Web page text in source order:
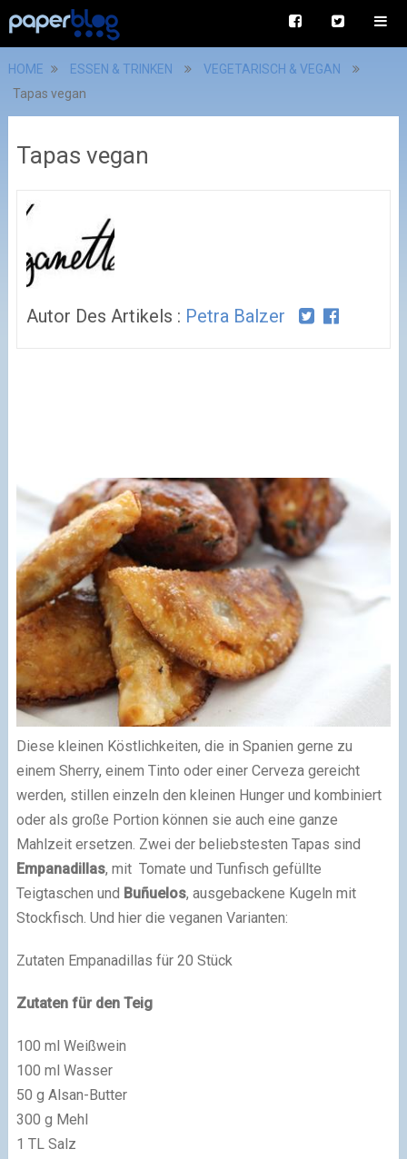
HOME ESSEN & TRINKEN
VEGETARISCH & VEGAN
Tapas vegan
Tapas vegan
Autor Des Artikels : Petra Balzer
Diese kleinen Köstlichkeiten, die in Spanien gerne zu
einem Sherry, einem Tinto oder einer Cerveza gereicht
werden, stillen einzeln den kleinen Hunger und kombiniert
oder als große Portion können sie auch eine ganze
Mahlzeit ersetzen. Zwei der beliebstesten Tapas sind
Empanadillas, mit Tomate und Tunfisch gefüllte
Teigtaschen und Buñuelos, ausgebackene Kugeln mit
Stockfisch. Und hier die veganen Varianten:
Zutaten Empanadillas für 20 Stück
Zutaten für den Teig
100 ml Weißwein
100 ml Wasser
50 g Alsan-Butter
300 g Mehl
1 TL Salz